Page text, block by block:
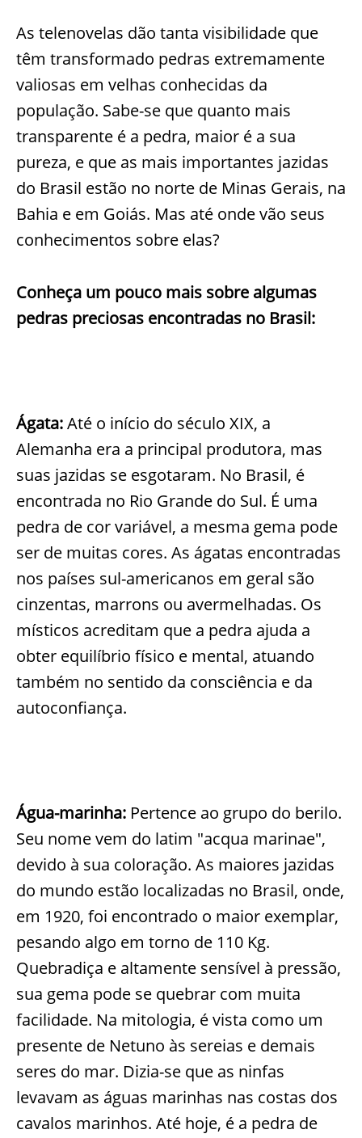
As telenovelas dão tanta visibilidade que
têm transformado pedras extremamente
valiosas em velhas conhecidas da
população. Sabe-se que quanto mais
transparente é a pedra, maior é a sua
pureza, e que as mais importantes jazidas
do Brasil estão no norte de Minas Gerais, na
Bahia e em Goiás. Mas até onde vão seus
conhecimentos sobre elas?
Conheça um pouco mais sobre algumas
pedras preciosas encontradas no Brasil:
Ágata:Até o início do século XIX, a
Alemanha era a principal produtora, mas
suas jazidas se esgotaram. No Brasil, é
encontrada no Rio Grande do Sul. É uma
pedra de cor variável, a mesma gema pode
ser de muitas cores. As ágatas encontradas
nos países sul-americanos em geral são
cinzentas, marrons ou avermelhadas. Os
místicos acreditam que a pedra ajuda a
obter equilíbrio físico e mental, atuando
também no sentido da consciência e da
autoconfiança.
Água-marinha: Pertence ao grupo do berilo.
Seu nome vem do latim "acqua marinae",
devido à sua coloração. As maiores jazidas
do mundo estão localizadas no Brasil, onde,
em 1920, foi encontrado o maior exemplar,
pesando algo em torno de 110 Kg.
Quebradiça e altamente sensível à pressão,
sua gema pode se quebrar com muita
facilidade. Na mitologia, é vista como um
presente de Netuno às sereias e demais
seres do mar. Dizia-se que as ninfas
levavam as águas marinhas nas costas dos
cavalos marinhos. Até hoje, é a pedra de